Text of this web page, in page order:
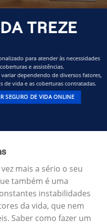
TREZE
para atender às necessidades
e assistências.
dependendo de diversos fatores,
de vida e as coberturas contratadas.
SEGURO DE VIDA ONLINE
mais a sério o seu
também é uma
instabilidades
da vida, que nem
Saber como fazer um